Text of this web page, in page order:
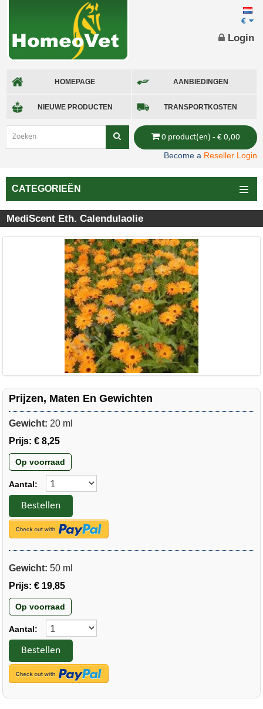
HOMEPAGE AANBIEDINGEN
NIEUWE PRODUCTEN TRANSPORTKOSTEN
€
0 product(en) - € 0,00
Login
Become a Reseller Login
CATEGORIEËN
MediScent Eth. Calendulaolie
Prijzen, Maten En Gewichten
Gewicht: 20 ml
Prijs: € 8,25
Op voorraad
Aantal:
Bestellen
Gewicht: 50 ml
Prijs: € 19,85
Op voorraad
Aantal:
Bestellen